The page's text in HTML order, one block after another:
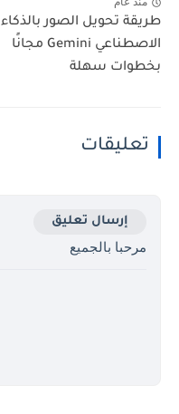
طريقة تحويل الصور بالذكاء
الاصطناعي Gemini مجانًا
بخطوات سهلة
تعليقات
إرسال تعليق
مرحبا بالجميع